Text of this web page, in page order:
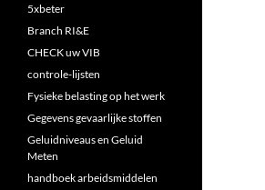
5xbeter
Branch RI&E
CHECK uw VIB
controle-lijsten
Fysieke belasting op het werk
Gegevens gevaarlijke stoffen
Geluidniveaus en Geluid
Meten
handboek arbeidsmiddelen